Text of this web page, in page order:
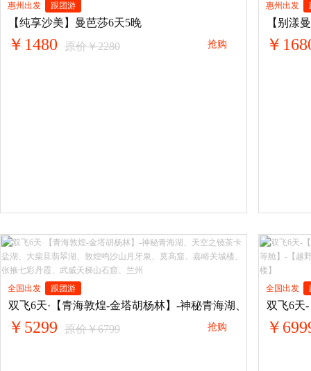
惠州出发 跟团游
【纯享沙美】曼芭莎6天5晚
￥1480 原价￥2280 抢购
惠州出发
【别漾
￥
全国出发 跟团游
双飞6天·【青海敦煌-金塔胡杨林】-神秘青海湖、天空之镜
￥5299 原价￥6799 抢购
全国出发
双飞6天
￥